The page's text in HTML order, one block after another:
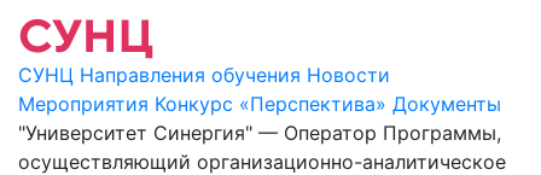
СУНЦ Направления обучения Новости
Мероприятия Конкурс «Перспектива» Документы
"Университет Синергия" — Оператор Программы,
осуществляющий организационно-аналитическое